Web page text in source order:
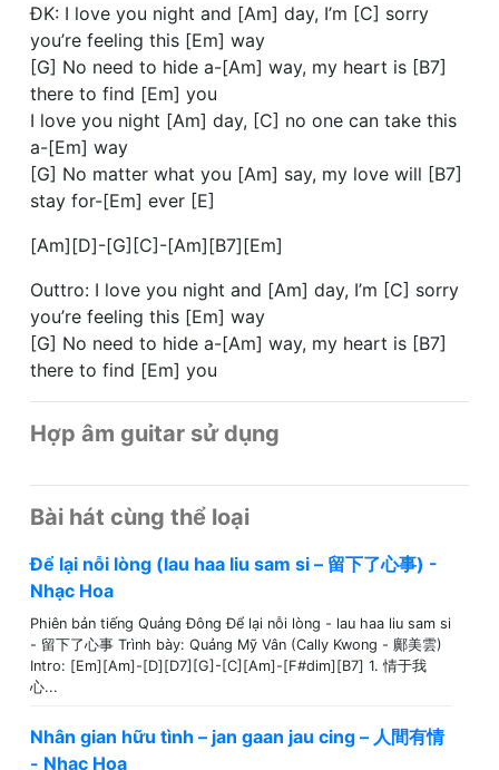
ĐK: I love you night and [Am] day, I’m [C] sorry
you’re feeling this [Em] way
[G] No need to hide a-[Am] way, my heart is [B7]
there to find [Em] you
I love you night [Am] day, [C] no one can take this
a-[Em] way
[G] No matter what you [Am] say, my love will [B7]
stay for-[Em] ever [E]
[Am][D]-[G][C]-[Am][B7][Em]
Outtro: I love you night and [Am] day, I’m [C] sorry
you’re feeling this [Em] way
[G] No need to hide a-[Am] way, my heart is [B7]
there to find [Em] you
Hợp âm guitar sử dụng
Bài hát cùng thể loại
Để lại nỗi lòng (lau haa liu sam si – 留下了心事) -
Nhạc Hoa
Phiên bản tiếng Quảng Đông Để lại nỗi lòng - lau haa liu sam si
- 留下了心事 Trình bày: Quảng Mỹ Vân (Cally Kwong - 鄺美雲)
Intro: [Em][Am]-[D][D7][G]-[C][Am]-[F#dim][B7] 1. 情于我
心...
Nhân gian hữu tình – jan gaan jau cing – 人間有情
- Nhạc Hoa